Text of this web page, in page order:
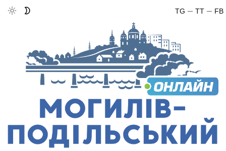
FB
TT
TG